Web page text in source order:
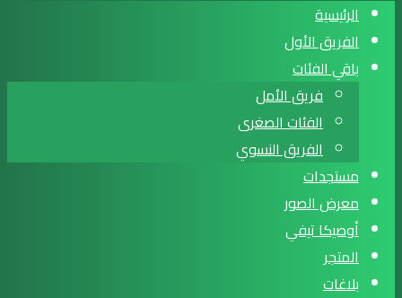
الرئيسية
الفريق الأول
باقي الفئات
فريق الأمل
الفئات الصغرى
الفريق النسوي
مستجدات
معرض الصور
أوصيكا تيفي
المتجر
بلاغات